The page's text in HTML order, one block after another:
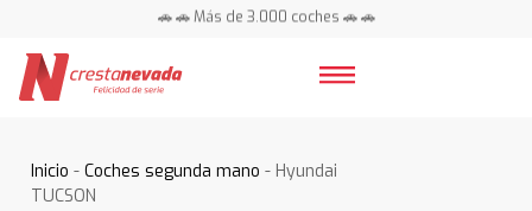
🚗 🚗 Más de 3.000 coches 🚗 🚗
Inicio -Coches segunda mano - Hyundai
TUCSON